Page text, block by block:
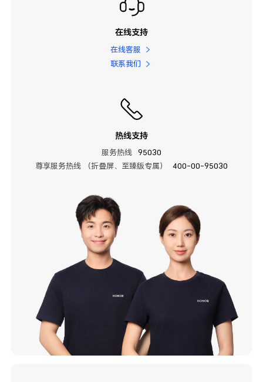
在线支持
在线客服
联系我们
热线支持
服务热线
95030
尊享服务热线 （折叠屏、至臻版专属）
400-00-95030